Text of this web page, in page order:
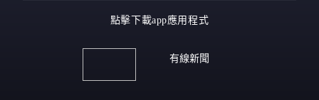
點擊下載app應用程式
有線新聞